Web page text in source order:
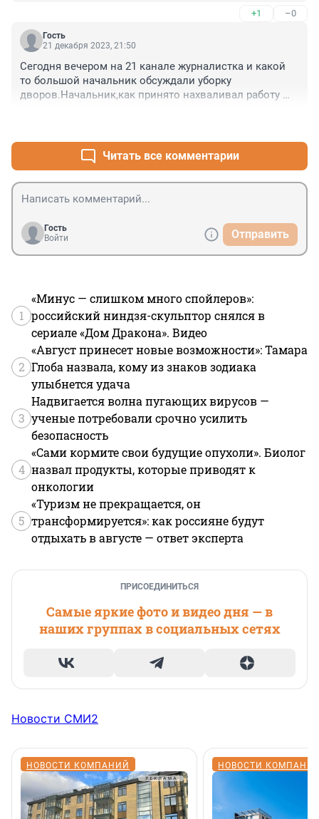
Поскольку нам, маленьким и слабым дан Мозг, и он
умеет думать:))
Всем нам - безопасных прогулок!
+1 –0
Гость
21 декабря 2023, 21:50
Сегодня вечером на 21 канале журналистка и какой
то большой начальник обсуждали уборку
дворов.Начальник,как принято нахваливал работу
работы этих самых служб какую либо
компенсацию.На что Начальник заявил,что имеют
место злоупотребления и рассказал какую то частную
историю,подтверждающие его слова.И всё ни слова
ответа на вопрос,и журналистка это
схавала,повторить вопрос у ней смелости не
хватило.Вот так и во всём,всё у них замечательно
организовано,а петербуржцы им мешают,машины
Читать все комментарии
Гость
Войти
Отправить
1
«Минус — слишком много спойлеров»:
российский ниндзя-скульптор снялся в
сериале «Дом Дракона». Видео
2
«Август принесет новые возможности»: Тамара
Глоба назвала, кому из знаков зодиака
улыбнется удача
3
Надвигается волна пугающих вирусов —
ученые потребовали срочно усилить
безопасность
4
«Сами кормите свои будущие опухоли». Биолог
назвал продукты, которые приводят к
онкологии
5
«Туризм не прекращается, он
трансформируется»: как россияне будут
отдыхать в августе — ответ эксперта
ПРИСОЕДИНИТЬСЯ
Самые яркие фото и видео дня — в
наших группах в социальных сетях
Новости СМИ2
НОВОСТИ КОМПАНИЙ НОВОСТИ